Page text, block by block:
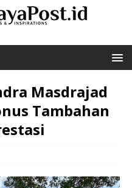
Masdrajad
Tambahan